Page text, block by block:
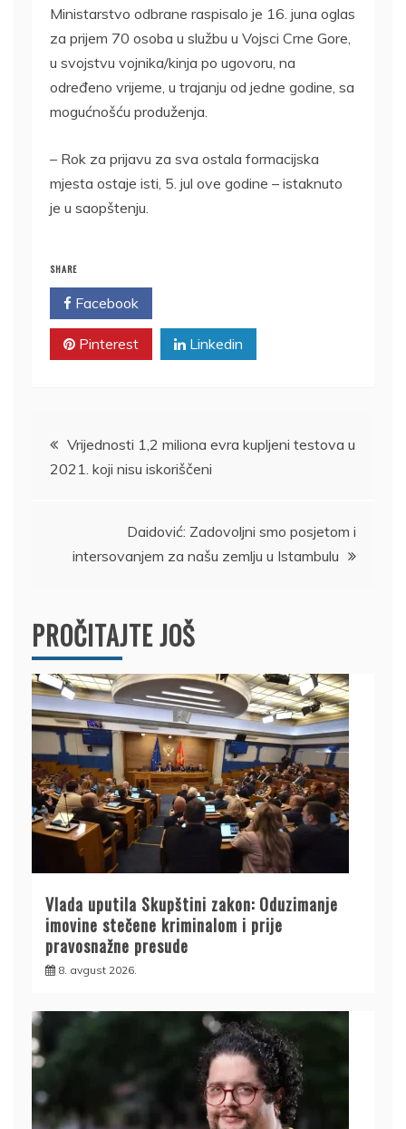
Ministarstvo odbrane raspisalo je 16. juna oglas
za prijem 70 osoba u službu u Vojsci Crne Gore,
u svojstvu vojnika/kinja po ugovoru, na
određeno vrijeme, u trajanju od jedne godine, sa
mogućnošću produženja.
– Rok za prijavu za sva ostala formacijska
mjesta ostaje isti, 5. jul ove godine – istaknuto
je u saopštenju.
SHARE
Facebook
Pinterest Linkedin
Kretanje
članka
Vrijednosti 1,2 miliona evra kupljeni testova u
2021. koji nisu iskoriščeni
Daidović: Zadovoljni smo posjetom i
intersovanjem za našu zemlju u Istambulu
PROČITAJTE JOŠ
Vlada uputila Skupštini zakon: Oduzimanje
imovine stečene kriminalom i prije
pravosnažne presude
8. avgust 2026.